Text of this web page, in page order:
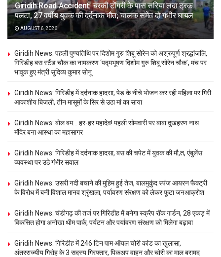
Giridih Road Accident: चरकी टोंगरी के पास सरिया लदा ट्रक
पलटा, 27 वर्षीय युवक की दर्दनाक मौत; चालक समेत दो गंभीर घायल
AUGUST 6, 2026
Giridih News: पहली पुण्यतिथि पर दिशोम गुरु शिबू सोरेन को अश्रुपूर्ण श्रद्धांजलि,
गिरिडीह बस स्टैंड चौक का नामकरण ‘पद्मभूषण दिशोम गुरु शिबू सोरेन चौक’, मंच पर
भावुक हुए मंत्री सुदिव्य कुमार सोनू
Giridih News: गिरिडीह में दर्दनाक हादसा, पेड़ के नीचे भोजन कर रही महिला पर गिरी
आकाशीय बिजली, तीन मासूमों के सिर से उठा मां का साया
Giridih News: बोल बम… हर-हर महादेव! पहली सोमवारी पर बाबा दुखहरण नाथ
मंदिर बना आस्था का महासागर
Giridih News: गिरिडीह में दर्दनाक हादसा, बस की चपेट में युवक की मौ,त, एंबुलेंस
व्यवस्था पर उठे गंभीर सवाल
Giridih News: उसरी नदी बचाने की मुहिम हुई तेज, बालमुकुंद स्पंज आयरन फैक्ट्री
के विरोध में बनी विशाल मानव श्रृंखला, पर्यावरण संरक्षण को लेकर फूटा जनआक्रोश
Giridih News: चंडीगढ़ की तर्ज पर गिरिडीह में बनेगा स्क्रैप रॉक गार्डन, 28 एकड़ में
विकसित होगा अनोखा थीम पार्क, पर्यटन और पर्यावरण संरक्षण को मिलेगा बढ़ावा
Giridih News: गिरिडीह में 246 टिन पाम ऑयल चोरी कांड का खुलासा,
अंतरराज्यीय गिरोह के 3 सदस्य गिरफ्तार, पिकअप वाहन और चोरी का माल बरामद